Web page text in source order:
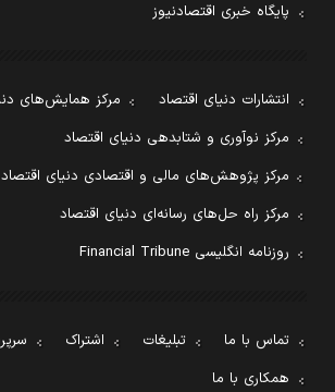
پایگاه خبری اقتصادنیوز
انتشارات دنیای اقتصاد
مرکز همایش‌های
مرکز نوآوری و شتابدهی دنیای اقتصاد
مرکز پژوهش‌های مالی و اقتصادی دنیای اقتصاد
مرکز راه حل‌های رسانه‌ای دنیای اقتصاد
روزنامه انگلیسی Financial Tribune
تماس با ما تبلیغات اشتراک
همکاری با ما